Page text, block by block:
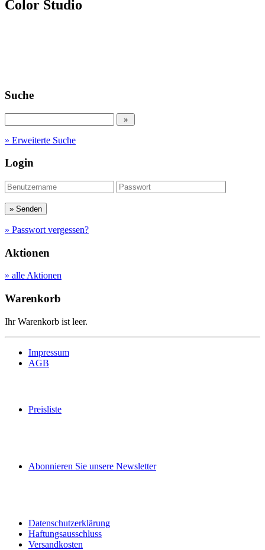
Color Studio
Suche
» Erweiterte Suche
Login
» Passwort vergessen?
Aktionen
» alle Aktionen
Warenkorb
Ihr Warenkorb ist leer.
Impressum
AGB
Preisliste
Abonnieren Sie unsere Newsletter
Datenschutzerklärung
Haftungsausschluss
Versandkosten